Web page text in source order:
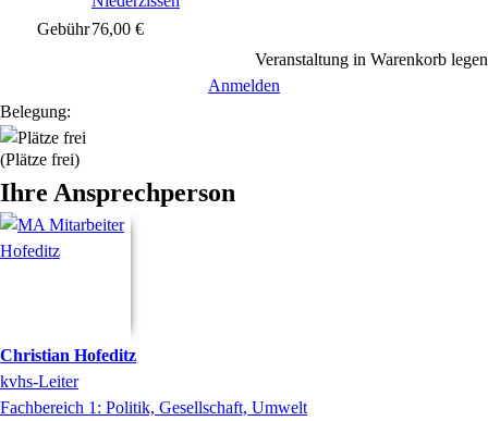
Gebühr76,00 €
Veranstaltung in Warenkorb legen
Anmelden
Belegung:
(Plätze frei)
Ihre Ansprechperson
Christian Hofeditz
kvhs-Leiter
Fachbereich 1: Politik, Gesellschaft, Umwelt